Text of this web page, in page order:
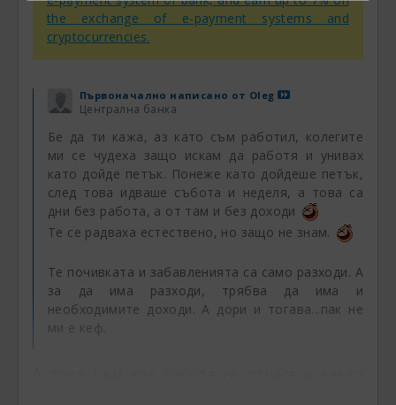
the exchange of e-payment systems and
cryptocurrencies.
Първоначално написано от Oleg
Централна банка
Бе да ти кажа, аз като съм работил, колегите
ми се чудеха защо искам да работя и унивах
като дойде петък. Понеже като дойдеше петък,
след това идваше събота и неделя, а това са
дни без работа, а от там и без доходи
Те се радваха естествено, но защо не знам.
Те почивката и забавленията са само разходи. А
за да има разходи, трябва да има и
необходимите доходи. А дори и тогава...пак не
ми е кеф.